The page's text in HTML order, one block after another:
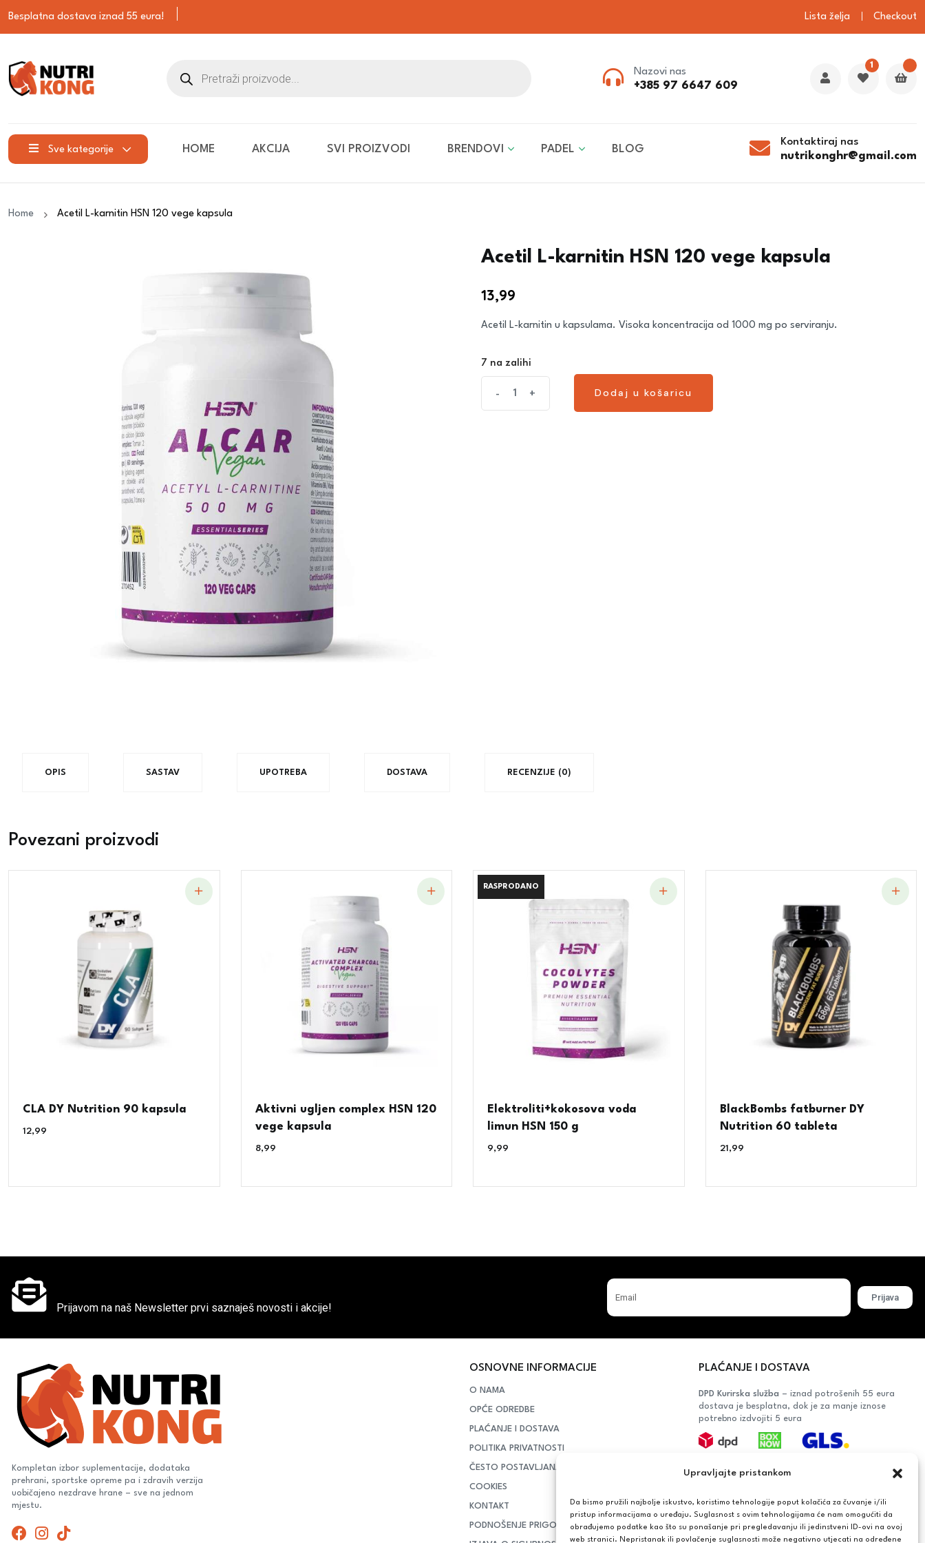
Upravljajte pristankom
Da bismo pružili najbolje iskustvo, koristimo tehnologije poput kolačića za čuvanje i/ili
pristup informacijama o uređaju. Suglasnost s ovim tehnologijama će nam omogućiti da
obrađujemo podatke kao što su ponašanje pri pregledavanju ili jedinstveni ID-ovi na ovoj
web stranici. Nepristanak ili povlačenje suglasnosti može negativno utjecati na određene
Besplatna dostava iznad 55 eura! Lista želja Checkout
Nazovi nas
+385 97 6647 609
1
Sve kategorije HOME AKCIJA SVI PROIZVODI BRENDOVI PADEL BLOG
Kontaktiraj nas
nutrikonghr@gmail.com
Home Acetil L-karnitin HSN 120 vege kapsula
Acetil L-karnitin HSN 120 vege kapsula
13,99
Acetil L-karnitin u kapsulama. Visoka koncentracija od 1000 mg po serviranju.
7 na zalihi
- +
Dodaj u košaricu
OPIS SASTAV UPOTREBA DOSTAVA RECENZIJE (0)
Povezani proizvodi
CLA DY Nutrition 90 kapsula
12,99
Aktivni ugljen complex HSN 120
vege kapsula
8,99
RASPRODANO
RASPRODANO
Elektroliti+kokosova voda
limun HSN 150 g
9,99
BlackBombs fatburner DY
Nutrition 60 tableta
21,99
Prijavom na naš Newsletter prvi saznaješ novosti i akcije!
Prijava
Kompletan izbor suplementacije, dodataka
prehrani, sportske opreme pa i zdravih verzija
uobičajeno nezdrave hrane – sve na jednom
mjestu.
OSNOVNE INFORMACIJE
O NAMA
OPĆE ODREDBE
PLAĆANJE I DOSTAVA
POLITIKA PRIVATNOSTI
ČESTO POSTAVLJANA PITANJA
COOKIES
KONTAKT
PODNOŠENJE PRIGOVORA POTROŠAČA
PLAĆANJE I DOSTAVA
DPD Kurirska služba – iznad potrošenih 55 eura
dostava je besplatna, dok je za manje iznose
potrebno izdvojiti 5 eura
Bankovna transakcija, plaćanje prilikom